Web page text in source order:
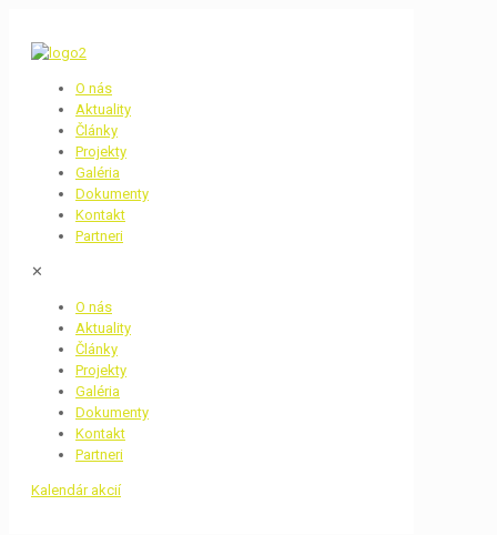
O nás
Aktuality
Články
Projekty
Galéria
Dokumenty
Kontakt
Partneri
✕
O nás
Aktuality
Články
Projekty
Galéria
Dokumenty
Kontakt
Partneri
Kalendár akcií